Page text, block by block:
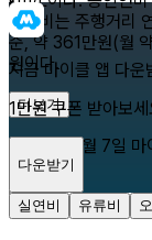
유류비는 주행거리
준, 약 361만원(월
원이다.
더보기
2026년 8월 7일 마
지금 마이클 앱 다운
1만원 쿠폰 받아보세
다운받기
실연비 유류비